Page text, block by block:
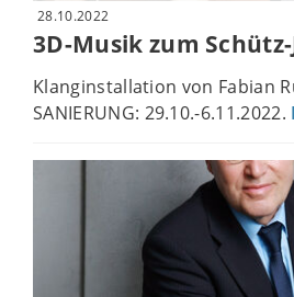
28.10.2022
3D-Musik zum
Klanginstallation von Fabian
SANIERUNG: 29.10.-6.11.2022.